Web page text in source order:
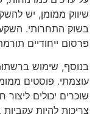
שיווק ממומן, יש
בשוק התחרותי. השקעה
פרסום ייחודיים
בנוסף, שימוש
עוצמתי. פוסטים
שוכרים יכולים
צריכות להיות